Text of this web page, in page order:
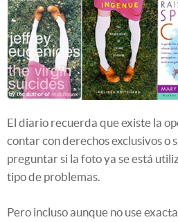
El diario recuerda que existe la
contar con derechos exclusivos o
preguntar si la foto ya se está
tipo de problemas.
Pero incluso aunque no use